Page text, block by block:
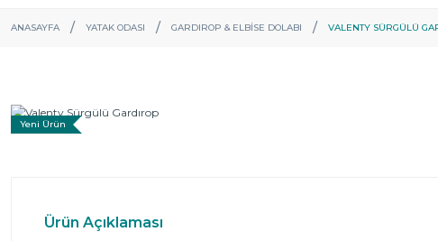
ANASAYFA YATAK ODASI GARDIROP & ELBISE DOLABI VALENTY SÜRGÜLÜ
Yeni Ürün
Ürün Açıklaması